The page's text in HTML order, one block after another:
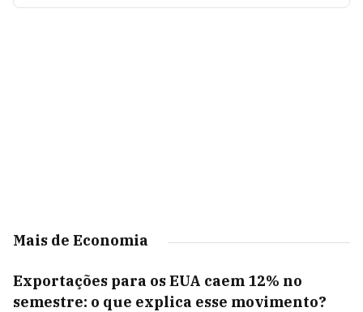
Mais de Economia
Exportações para os EUA caem 12% no
semestre: o que explica esse movimento?